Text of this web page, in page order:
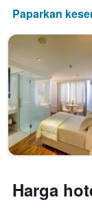
3
hari
lalu
paksi
Y
yang
harga
purata
bilik
Paparkan
Harga